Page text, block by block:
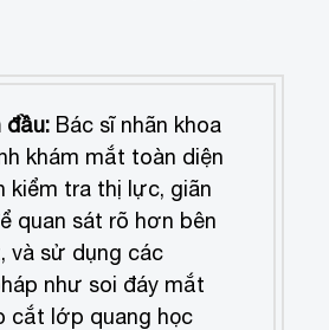
đầu: Bác sĩ nhãn khoa
khám mắt toàn diện
kiểm tra thị lực, giãn
quan sát rõ hơn bên
và sử dụng các
như soi đáy mắt
cắt lớp quang học